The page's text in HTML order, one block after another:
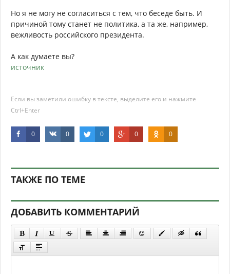
Но я не могу не согласиться с тем, что беседе быть. И
причиной тому станет не политика, а та же, например,
вежливость российского президента.
А как думаете вы?
источник
Если вы заметили ошибку в тексте, выделите его и нажмите
Ctrl+Enter
0 0 0 0 0
ТАКЖЕ ПО ТЕМЕ
ДОБАВИТЬ КОММЕНТАРИЙ